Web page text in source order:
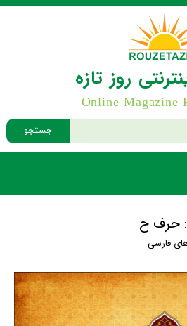
جستجو
روز تازه
Online Magazine
حرف ح
فارسی